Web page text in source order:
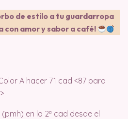
de estilo a tu guardarropa
con amor y sabor a café!
A hacer 71 cad <87 para
en la 2ª cad desde el